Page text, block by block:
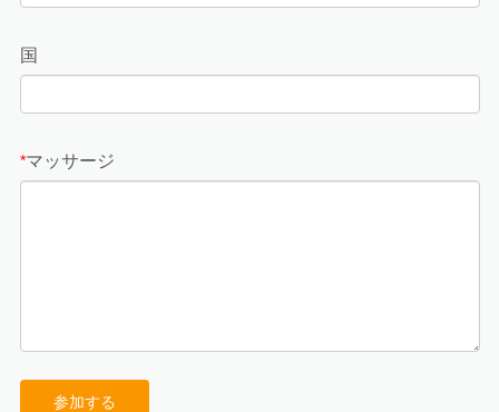
国
*マッサージ
参加する